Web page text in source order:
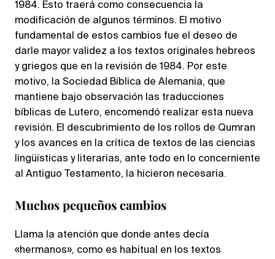
1984. Esto traerá como consecuencia la
modificación de algunos términos. El motivo
fundamental de estos cambios fue el deseo de
darle mayor validez a los textos originales hebreos
y griegos que en la revisión de 1984. Por este
motivo, la Sociedad Bíblica de Alemania, que
mantiene bajo observación las traducciones
bíblicas de Lutero, encomendó realizar esta nueva
revisión. El descubrimiento de los rollos de Qumran
y los avances en la crítica de textos de las ciencias
lingüísticas y literarias, ante todo en lo concerniente
al Antiguo Testamento, la hicieron necesaria.
Muchos pequeños cambios
Llama la atención que donde antes decía
«hermanos», como es habitual en los textos